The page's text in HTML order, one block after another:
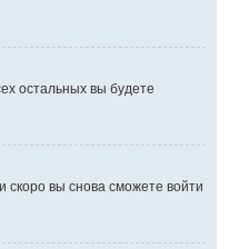
остальных вы будете
скоро вы снова сможете войти